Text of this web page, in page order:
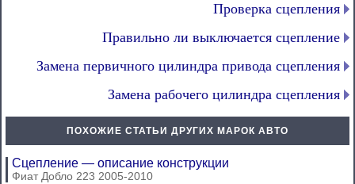
Проверка сцепления
Правильно ли выключается сцепление
Замена первичного цилиндра привода сцепления
Замена рабочего цилиндра сцепления
ПОХОЖИЕ СТАТЬИ ДРУГИХ МАРОК АВТО
Сцепление — описание конструкции
Фиат Добло 223 2005-2010